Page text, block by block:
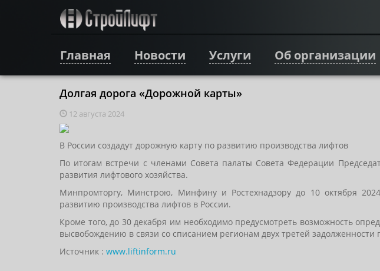
Главная Новости Услуги Об организации
Долгая дорога «Дорожной карты»
12 августа 2024
В России создадут дорожную карту по развитию производства лифтов
По итогам встречи с членами Совета палаты Совета Федерации
развития лифтового хозяйства.
Минпромторгу, Минстрою, Минфину и Ростехнадзору до 10 октября
развитию производства лифтов в России.
Кроме того, до 30 декабря им необходимо предусмотреть возможность
высвобождению в связи со списанием регионам двух третей
Источник : www.liftinform.ru